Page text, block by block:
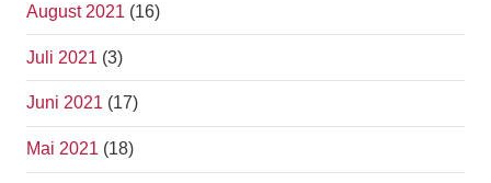
August 2021 (16)
Juli 2021 (3)
Juni 2021 (17)
Mai 2021 (18)